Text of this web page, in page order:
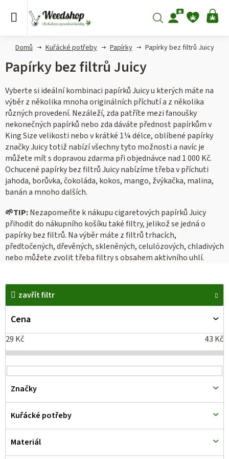
Hledat
Domů Kuřácké potřeby Papírky Papírky bez filtrů Juicy
Papírky bez filtrů Juicy
Vyberte si ideální kombinaci papírků Juicy u kterých máte na
výběr z několika mnoha originálních příchutí a z několika
různých provedení. Nezáleží, zda patříte mezi fanoušky
nekonečných papírků nebo zda dáváte přednost papírkům v
King Size velikosti nebo v krátké 1¼ délce, oblíbené papírky
značky Juicy totiž nabízí všechny tyto možnosti a navíc je
můžete mít s dopravou zdarma při objednávce nad 1 000 Kč.
Ochucené papírky bez filtrů Juicy nabízíme třeba v příchuti
jahoda, borůvka, čokoláda, kokos, mango, žvýkačka, malina,
banán a mnoho dalších.
🌱TIP:Nezapomeňte k nákupu cigaretových papírků Juicy
přihodit do nákupního košíku také filtry, jelikož se jedná o
papírky bez filtrů. Na výběr máte z filtrů trhacích,
předtočených, dřevěných, skleněných, celulózových, chladivých
nebo můžete zvolit třeba filtry s obsahem aktivního uhlí.
zavřít filtr
Cena
29 Kč 43 Kč
Značky
Kuřácké potřeby
Materiál
V
p
i
s
p
r
o
d
u
k